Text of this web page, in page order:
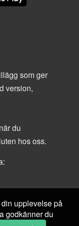
som ger
version,
du
hos oss.
upplevelse på
godkänner du